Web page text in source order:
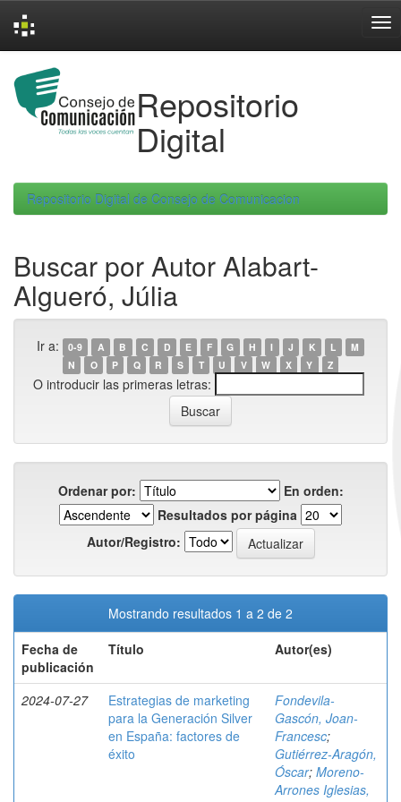
navigation
Repositorio
Digital
Repositorio Digital de Consejo de Comunicacion
Buscar por Autor Alabart-
Algueró, Júlia
Ir a: 0-9 A B C D E F G H I J K L
M
N
O P Q R S T U V W X Y Z
O introducir las primeras letras:
Ordenar por:
En orden:
Resultados por página
Autor/Registro:
Mostrando resultados 1 a 2 de 2
Fecha de
publicación
Título Autor(es)
2024-07-27
Estrategias de marketing
para la Generación Silver
en España: factores de
éxito
Fondevila-
Gascón, Joan-
Francesc;
Gutiérrez-Aragón,
Óscar; Moreno-
Arrones Iglesias,